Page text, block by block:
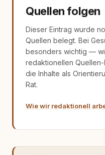
Quellen folgen
Dieser Eintrag wurde
Quellen belegt. Bei
besonders wichtig —
redaktionellen
die Inhalte als
Rat.
Wie wir redaktionell